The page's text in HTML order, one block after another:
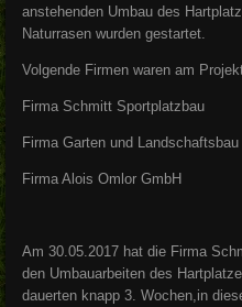
anstehenden Umbau des
Naturrasen wurden gestartet.
Volgende Firmen waren am
Firma Schmitt Sportplatzbau
Firma Garten und
Firma Alois Omlor GmbH
Am 30.05.2017 hat die Firma
den Umbauarbeiten des
dauerten knapp 3. Wochen,in